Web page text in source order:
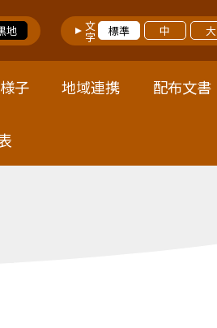
地 文字 標準 中 大
子 地域連携 配布文書